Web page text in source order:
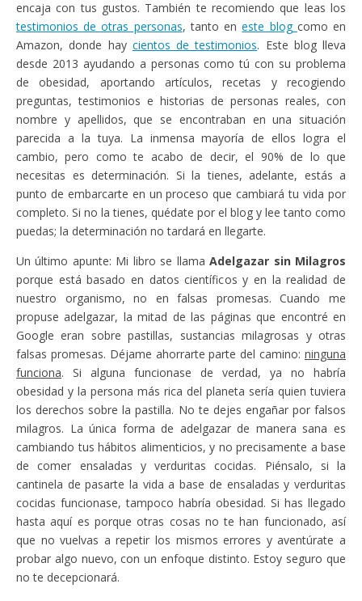
encaja con tus gustos. También te recomiendo que leas los
testimonios de otras personas, tanto eneste blog como en
Amazon, donde hay cientos de testimonios. Este blog lleva
desde 2013 ayudando a personas como tú con su problema
de obesidad, aportando artículos, recetas y recogiendo
preguntas, testimonios e historias de personas reales, con
nombre y apellidos, que se encontraban en una situación
parecida a la tuya. La inmensa mayoría de ellos logra el
cambio, pero como te acabo de decir, el 90% de lo que
necesitas es determinación. Si la tienes, adelante, estás a
punto de embarcarte en un proceso que cambiará tu vida por
completo. Si no la tienes, quédate por el blog y lee tanto como
puedas; la determinación no tardará en llegarte.
Un último apunte: Mi libro se llamaAdelgazar sin Milagros
porque está basado en datos científicos y en la realidad de
nuestro organismo, no en falsas promesas. Cuando me
propuse adelgazar, la mitad de las páginas que encontré en
Google eran sobre pastillas, sustancias milagrosas y otras
falsas promesas. Déjame ahorrarte parte del camino: ninguna
funciona. Si alguna funcionase de verdad, ya no habría
obesidad y la persona más rica del planeta sería quien tuviera
los derechos sobre la pastilla. No te dejes engañar por falsos
milagros. La única forma de adelgazar de manera sana es
cambiando tus hábitos alimenticios, y no precisamente a base
de comer ensaladas y verduritas cocidas. Piénsalo, si la
cantinela de pasarte la vida a base de ensaladas y verduritas
cocidas funcionase, tampoco habría obesidad. Si has llegado
hasta aquí es porque otras cosas no te han funcionado, así
que no vuelvas a repetir los mismos errores y aventúrate a
probar algo nuevo, con un enfoque distinto. Estoy seguro que
no te decepcionará.